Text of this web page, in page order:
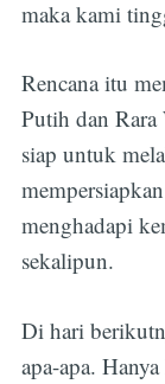
maka kami
Rencana itu
Putih dan Rara
siap untuk
menghadapi
sekalipun.
Di hari
apa-apa.